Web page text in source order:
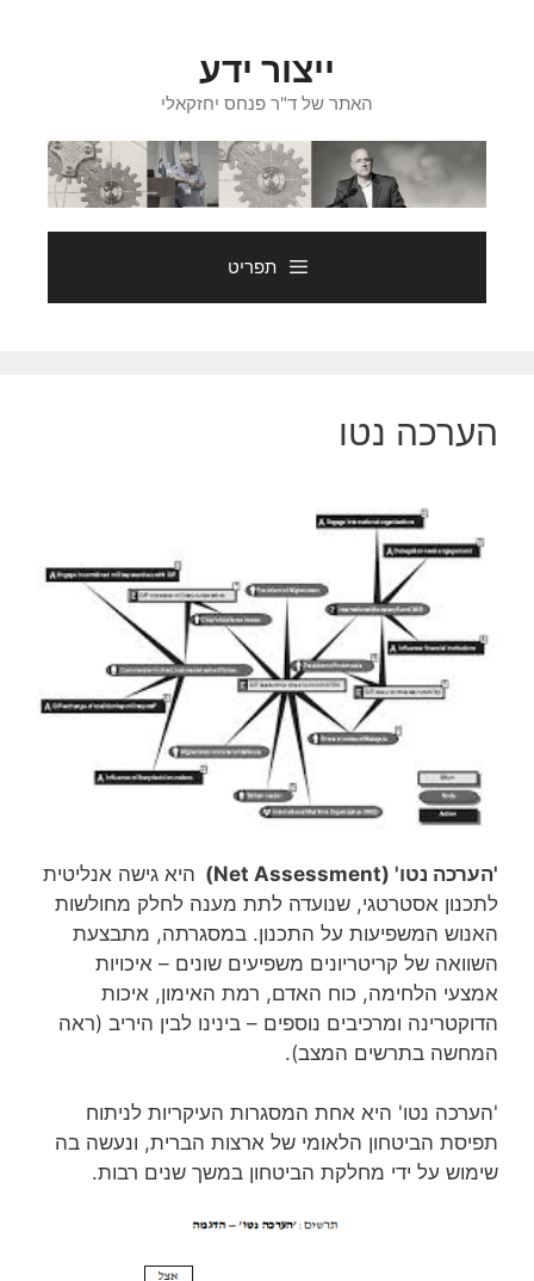
ייצור ידע
האתר של ד"ר פנחס יחזקאלי
תפריט
הערכה נטו
'הערכה נטו' (Net Assessment)
היא גישה אנליטית
לתכנון אסטרטגי, שנועדה לתת מענה לחלק מחולשות
האנוש המשפיעות על התכנון. במסגרתה, מתבצעת
השוואה של קריטריונים משפיעים שונים – איכויות
אמצעי הלחימה, כוח האדם, רמת האימון, איכות
הדוקטרינה ומרכיבים נוספים – בינינו לבין היריב (ראה
המחשה בתרשים המצב).
'הערכה נטו' היא אחת המסגרות העיקריות לניתוח
תפיסת הביטחון הלאומי של ארצות הברית, ונעשה בה
שימוש על ידי מחלקת הביטחון במשך שנים רבות.